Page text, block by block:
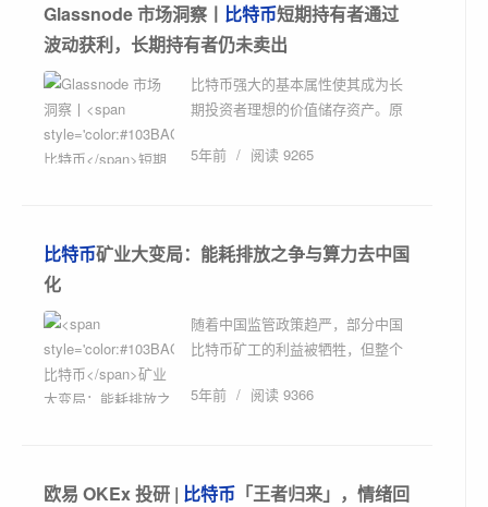
Glassnode 市场洞察丨 比特币短期持有者通过
波动获利，长期持有者仍未卖出
比特币强大的基本属性使其成为长
期投资者理想的价值储存资产。原
者并未卖出任何 BTC？》 撰文：
5年前 / 阅读 9265
比特币矿业大变局：能耗排放之争与算力去中国
化
随着中国监管政策趋严，部分中国
比特币矿工的利益被牺牲，但整个
面可能会从中受益。原文标题：
5年前 / 阅读 9366
欧易 OKEx 投研 | 比特币 「王者归来」，情绪回